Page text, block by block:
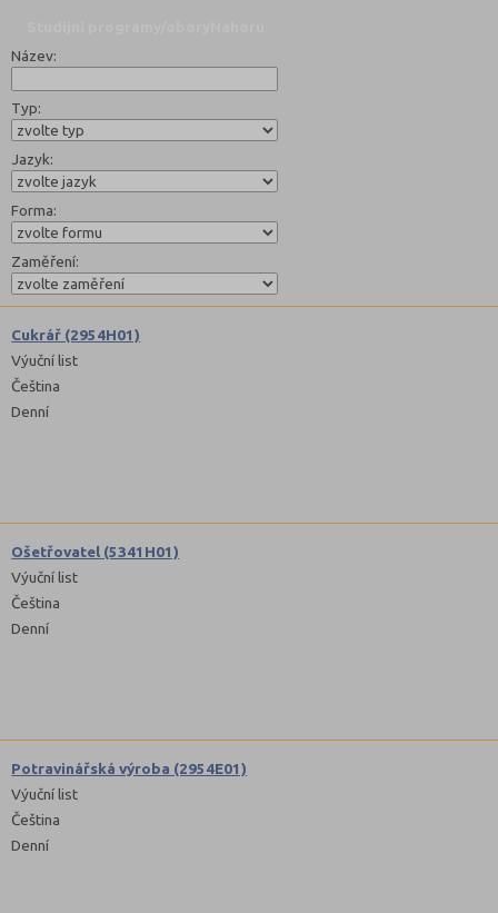
Název:
Typ:
Jazyk:
Forma:
Zaměření:
Cukrář (2954H01)
Výuční list
Čeština
Denní
Ošetřovatel (5341H01)
Výuční list
Čeština
Denní
Potravinářská výroba (2954E01)
Výuční list
Čeština
Denní